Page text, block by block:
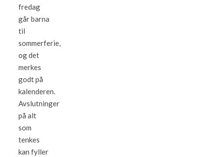
fredag
går barna
til
sommerferie,
og det
merkes
godt på
kalenderen.
Avslutninger
på alt
som
tenkes
kan fyller